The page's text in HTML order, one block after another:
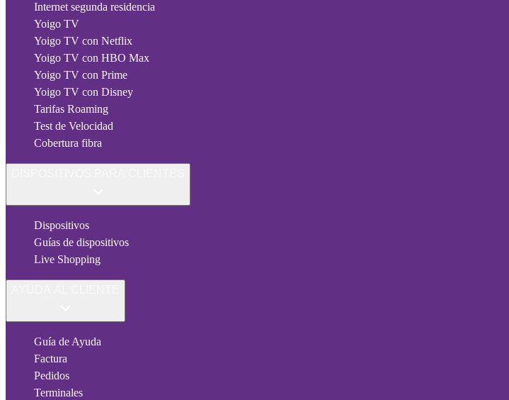
Internet segunda residencia
Yoigo TV
Yoigo TV con Netflix
Yoigo TV con HBO Max
Yoigo TV con Prime
Yoigo TV con Disney
Tarifas Roaming
Test de Velocidad
Cobertura fibra
Dispositivos
Guías de dispositivos
Live Shopping
Guía de Ayuda
Factura
Pedidos
Terminales